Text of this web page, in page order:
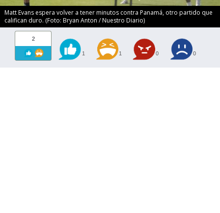
Matt Evans espera volver a tener minutos contra Panamá, otro partido que
califican duro. (Foto: Bryan Anton / Nuestro Diario)
2
1 1 0 0